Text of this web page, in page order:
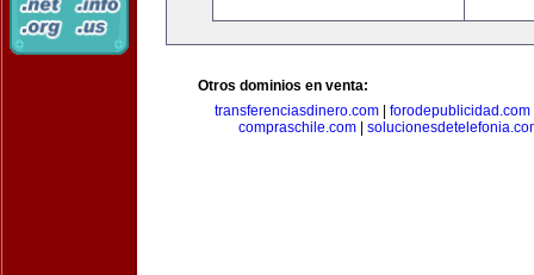
Otros dominios en venta:
transferenciasdinero.com
forodepublicidad.com
compraschile.com